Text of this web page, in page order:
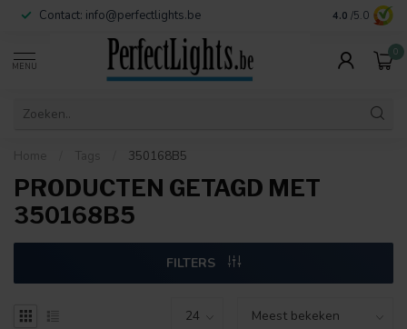
Contact: info@perfectlights.be 4.0 /5.0
MENU
0
Home Tags 350168B5
PRODUCTEN GETAGD MET
350168B5
FILTERS